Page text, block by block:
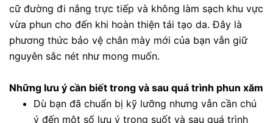
cữ đường đi nắng trực tiếp và không làm sạch khu vực
vừa phun cho đến khi hoàn thiện tái tạo da. Đây là
phương thức bảo vệ chân mày mới của bạn vẫn giữ
nguyên sắc nét như mong muốn.
Những lưu ý cần biết trong và sau quá trình phun xăm
Dù bạn đã chuẩn bị kỹ lưỡng nhưng vẫn cần chú
ý đến một số lưu ý trong suốt và sau quá trình